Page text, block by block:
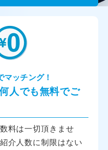
ッチング！
人でも無料でご
料は一切頂きませ
介人数に制限はない